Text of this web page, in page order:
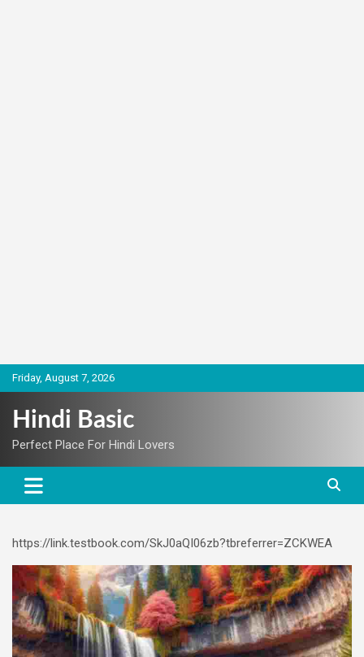
Skip
to
content
Friday, August 7, 2026
Hindi Basic
Perfect Place For Hindi Lovers
https://link.testbook.com/SkJ0aQI06zb?tbreferrer=ZCKWEA